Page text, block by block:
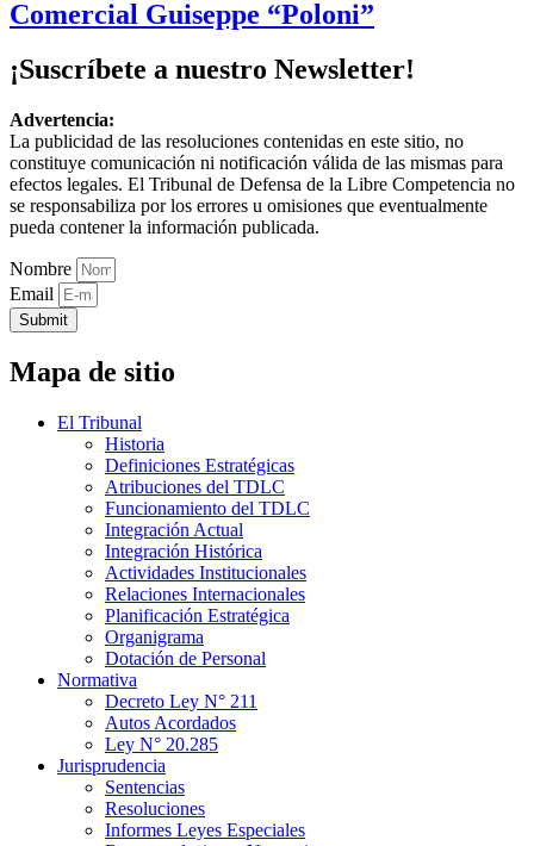
Comercial Guiseppe “Poloni”
¡Suscríbete a nuestro Newsletter!
Advertencia:
La publicidad de las resoluciones contenidas en este sitio, no
constituye comunicación ni notificación válida de las mismas para
efectos legales. El Tribunal de Defensa de la Libre Competencia no
se responsabiliza por los errores u omisiones que eventualmente
pueda contener la información publicada.
Nombre
Email
Submit
Mapa de sitio
El Tribunal
Historia
Definiciones Estratégicas
Atribuciones del TDLC
Funcionamiento del TDLC
Integración Actual
Integración Histórica
Actividades Institucionales
Relaciones Internacionales
Planificación Estratégica
Organigrama
Dotación de Personal
Normativa
Decreto Ley N° 211
Autos Acordados
Ley N° 20.285
Jurisprudencia
Sentencias
Resoluciones
Informes Leyes Especiales